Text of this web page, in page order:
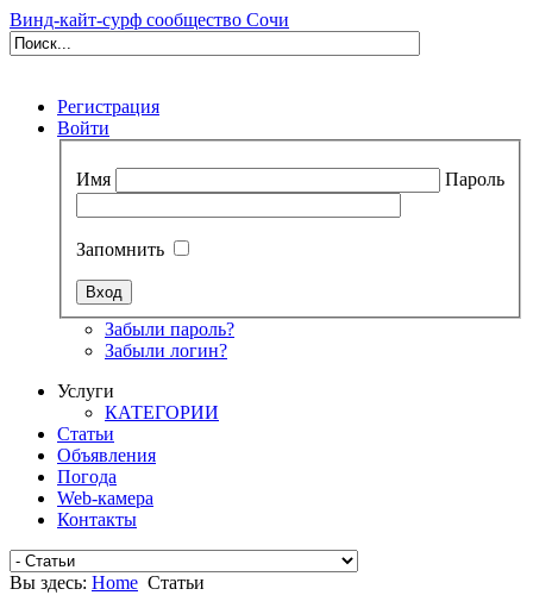
Винд-кайт-сурф сообщество Сочи
Регистрация
Войти
Имя Пароль
Запомнить
Забыли пароль?
Забыли логин?
Услуги
КАТЕГОРИИ
Статьи
Объявления
Погода
Web-камера
Контакты
Вы здесь: Home Статьи